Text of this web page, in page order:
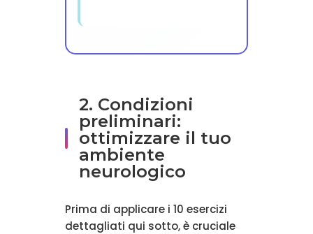
2. Condizioni
preliminari:
ottimizzare il tuo
ambiente
neurologico
Prima di applicare i 10 esercizi
dettagliati qui sotto, è cruciale